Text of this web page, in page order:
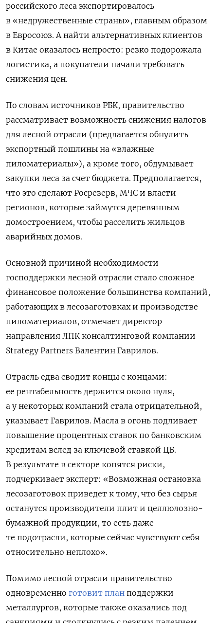
российского леса экспортировалось
в «недружественные страны», главным образом
в Евросоюз. А найти альтернативных клиентов
в Китае оказалось непросто: резко подорожала
логистика, а покупатели начали требовать
снижения цен.
По словам источников РБК, правительство
рассматривает возможность снижения налогов
для лесной отрасли (предлагается обнулить
экспортный пошлины на «влажные
пиломатериалы»), а кроме того, обдумывает
закупки леса за счет бюджета. Предполагается,
что это сделают Росрезерв, МЧС и власти
регионов, которые займутся деревянным
домостроением, чтобы расселить жильцов
аварийных домов.
Основной причиной необходимости
господдержки лесной отрасли стало сложное
финансовое положение большинства компаний,
работающих в лесозаготовках и производстве
пиломатериалов, отмечает директор
направления ЛПК консалтинговой компании
Strategy Partners Валентин Гаврилов.
Отрасль едва сводит концы с концами:
ее рентабельность держится около нуля,
а у некоторых компаний стала отрицательной,
указывает Гаврилов. Масла в огонь подливает
повышение процентных ставок по банковским
кредитам вслед за ключевой ставкой ЦБ.
В результате в секторе копятся риски,
подчеркивает эксперт: «Возможная остановка
лесозаготовок приведет к тому, что без сырья
останутся производители плит и целлюлозно-
бумажной продукции, то есть даже
те подотрасли, которые сейчас чувствуют себя
относительно неплохо».
Помимо лесной отрасли правительство
одновременно готовит план поддержки
металлургов, которые также оказались под